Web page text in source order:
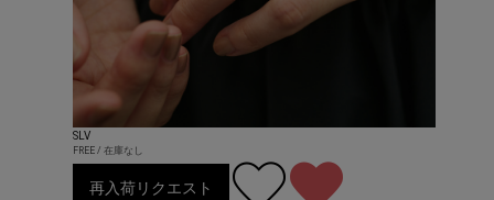
SLV
FREE / 在庫なし
再入荷リクエスト